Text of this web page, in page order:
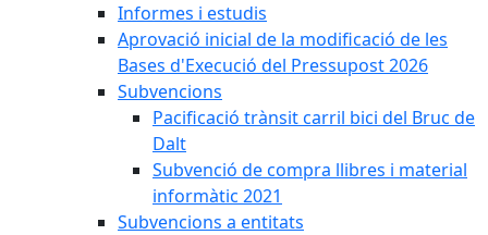
Informes i estudis
Aprovació inicial de la modificació de les
Bases d'Execució del Pressupost 2026
Subvencions
Pacificació trànsit carril bici del Bruc de
Dalt
Subvenció de compra llibres i material
informàtic 2021
Subvencions a entitats